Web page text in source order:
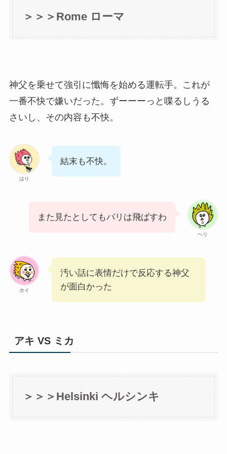
＞＞＞Rome ローマ
神父を乗せて強引に懺悔を始める運転手。これが
一番不快で嫌いだった。ずーーーっと喋るしうる
さいし、その内容も不快。
はり
結末も不快。
ヘリ
また見たとしてもパリは飛ばすわ
ホイ
汚い話に表情だけで反応する神父
が面白かった
アキ VS ミカ
＞＞＞Helsinki ヘルシンキ